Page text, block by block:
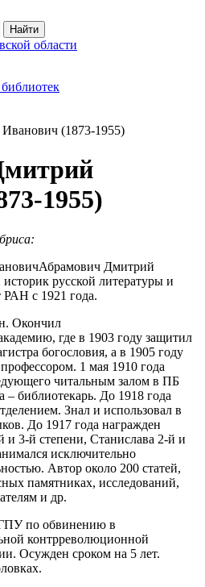
Найти
области
(1873-1955)
1955)
Абрамович Дмитрий
русской литературы и
РАН с 1921 года.
Окончил
где в 1903 году защитил
богословия, а в 1905 году
1 мая 1910 года
читальным залом в ПБ
библиотекарь. До 1918 года
Знал и использовал в
До 1917 года награжден
3-й степени, Станислава 2-й и
исключительно
Автор около 200 статей,
памятниках, исследований,
и др.
по обвинению в
контрреволюционной
Осужден сроком на 5 лет.